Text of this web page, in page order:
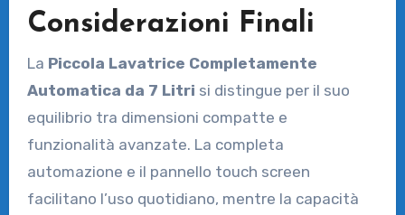
Considerazioni Finali
La Piccola Lavatrice Completamente
Automatica da 7 Litri si distingue per il suo
equilibrio tra dimensioni compatte e
funzionalità avanzate. La completa
automazione e il pannello touch screen
facilitano l’uso quotidiano, mentre la capacità